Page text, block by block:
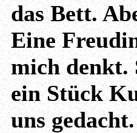
das Bett.
Eine
mich denkt.
ein Stück
uns